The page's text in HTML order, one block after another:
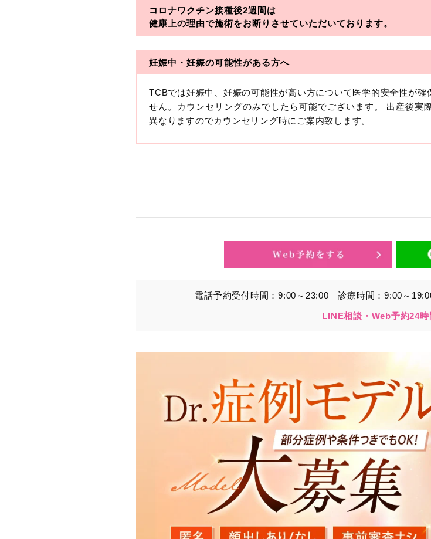
・一般社団法人メディカルアライアンス
・医療法人社団メディカルフロンティア
・医療法人社団創彩会
【定義】
本プライバシーポリシーにおいて「個人情報」とは、生存する個
生年月日その他の記述等により特定の個人を識別できるもの又は
収集した患者様に関する情報には、単独のままでは特定の個人を
③を併せて「取得情報」といいます。）。
・その他、特定の個人を識別することができる情報
・患者様がご利用になった各種サービスの内容、ご利用日時、閲覧
（これには、Cookie情報、アクセスログ等の利用状況に関する情
③TCBグループが第三者から間接的に収集する情報
患者様の同意を得た上で、以下の情報をパブリックDMP事業者お
から取得し、TCBグループが既に有している患者様の個人情報と
・患者様の閲覧履歴、端末等の情報
【利用目的】
TCBグループは取得情報を以下の目的で利用いたします。
・クリニックの来院予約、医療サービスの提供、医療関連商品の
のサービス提供のため
コロナワクチン接種後2週間は
健康上の理由で施術をお断りさせていただいております。
妊娠中・妊娠の可能性がある方へ
TCBでは妊娠中、妊娠の可能性が高い方について医学的安全性が
せん。カウンセリングのみでしたら可能でございます。 出産後実
異なりますのでカウンセリング時にご案内致します。
電話予約受付時間：9:00～23:00診療時間：9:00～
LINE相談・Web予約24時